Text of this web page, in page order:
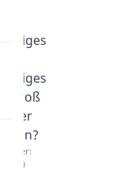
Einiges
einiges
- groß
oder
klein?
Dauer:
01:30